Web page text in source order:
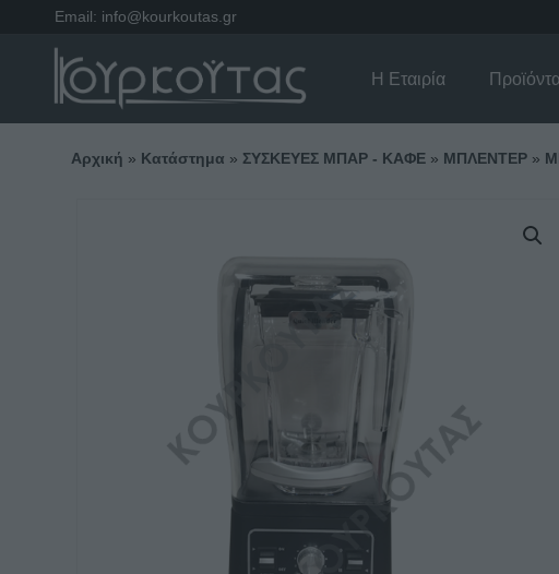
Email: info@kourkoutas.gr
Η Εταιρία
Αρχική » Κατάστημα » ΣΥΣΚΕΥΕΣ ΜΠΑΡ - ΚΑΦΕ» ΜΠΛΕΝΤΕΡ»